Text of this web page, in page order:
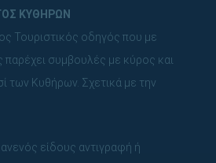
ΚΥΘΗΡΩΝ
Τουριστικός οδηγός που με
παρέχει συμβουλές με κύρος και
των Κυθήρων. Σχετικά με την
είδους αντιγραφή ή